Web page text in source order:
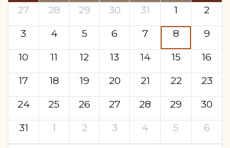
27 28 29 30 31 1
2
3
4 5 6 7 8
9
10
11 12 13 14 15
16
17
18 19 20 21 22
23
24
25 26 27 28 29
30
31
1 2 3 4 5 6